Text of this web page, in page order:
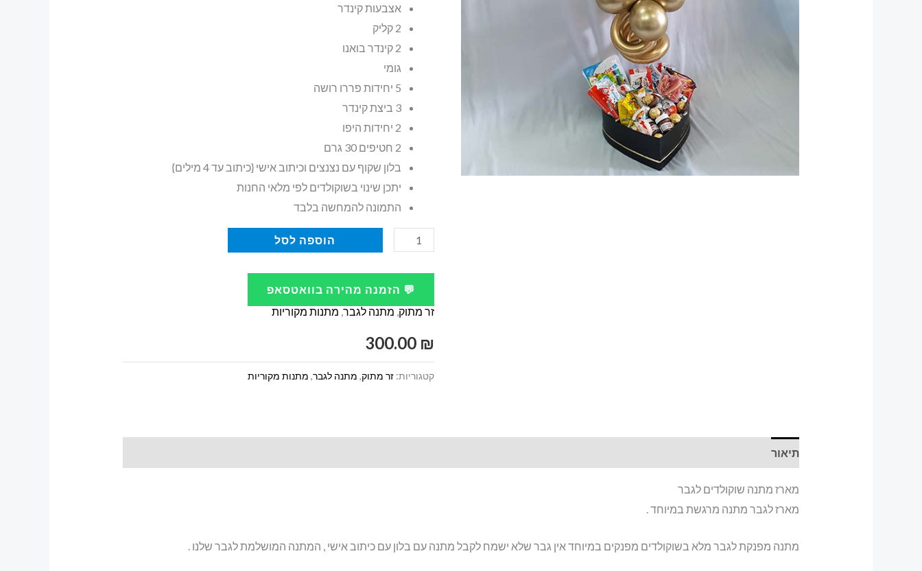
אצבעות קינדר
2 קליק
2 קינדר בואנו
גומי
5 יחידות פררו רושה
3 ביצת קינדר
2 יחידות היפו
2 חטיפים 30 גרם
בלון שקוף עם נצנצים וכיתוב אישי {כיתוב עד 4 מילים}
יתכן שינוי בשוקולדים לפי מלאי החנות
התמונה להמחשה בלבד
כמות
מתנה
מארז
לב
שוקולדים
הוספה לסל
💬 הזמנה מהירה בוואטסאפ
זר מתוק, מתנה לגבר, מתנות מקוריות
300.00 ₪
קטגוריות:זר מתוק, מתנה לגבר, מתנות מקוריות
תיאור
מארז מתנה שוקולדים לגבר
מארז לגבר מתנה מרגשת במיוחד .
מתנה מפנקת לגבר מלא בשוקולדים מפנקים במיוחד אין גבר שלא ישמח לקבל מתנה עם בלון עם כיתוב אישי , המתנה המושלמת לגבר שלנו .